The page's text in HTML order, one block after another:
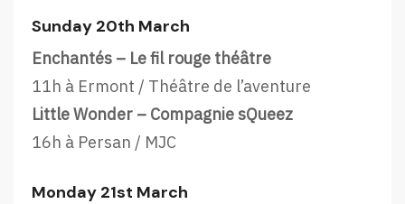
Sunday 20th March
Enchantés – Le fil rouge théâtre
11h à Ermont / Théâtre de l’aventure
Little Wonder – Compagnie sQueez
16h à Persan / MJC
Monday 21st March